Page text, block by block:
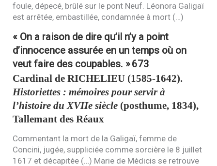
foule, dépecé, brûlé sur le pont Neuf. Léonora Galigaï
est arrêtée, embastillée, condamnée à mort (…)
« On a raison de dire qu’il n’y a point
d’innocence assurée en un temps où on
veut faire des coupables. »673
Cardinal deRICHELIEU (1585-1642).
Historiettes : mémoires pour servir à
l’histoire du XVIIe siècle (posthume, 1834),
Tallemant des Réaux
Commentant la mort de la Galigaï, femme de
Concini, jugée, suppliciée comme sorcière le 8 juillet
1617 et décapitée (…) Marie de Médicis se retrouve